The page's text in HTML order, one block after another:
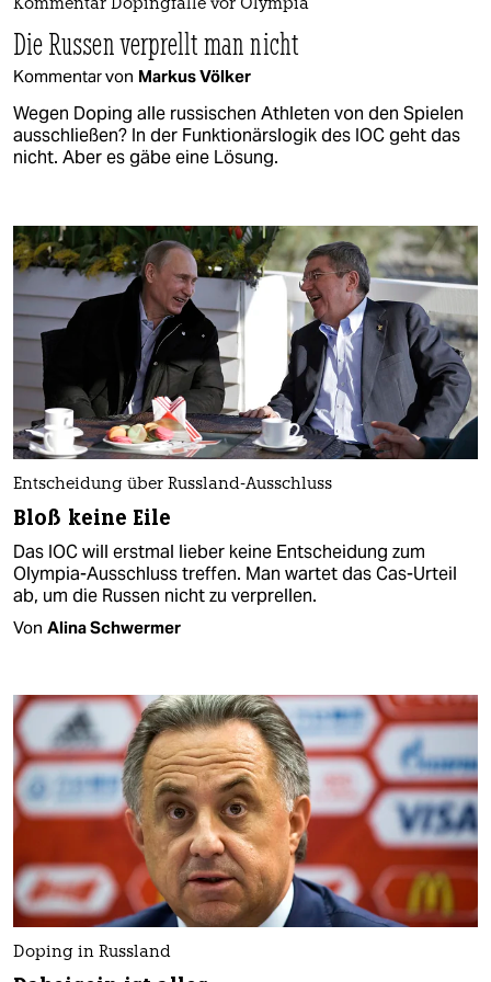
Kommentar Dopingfälle vor Olympia
Die Russen verprellt man nicht
Kommentar von Markus Völker
Wegen Doping alle russischen Athleten von den Spielen
ausschließen? In der Funktionärslogik des IOC geht das
nicht. Aber es gäbe eine Lösung.
Entscheidung über Russland-Ausschluss
Bloß keine Eile
Das IOC will erstmal lieber keine Entscheidung zum
Olympia-Ausschluss treffen. Man wartet das Cas-Urteil
ab, um die Russen nicht zu verprellen.
Von Alina Schwermer
Doping in Russland